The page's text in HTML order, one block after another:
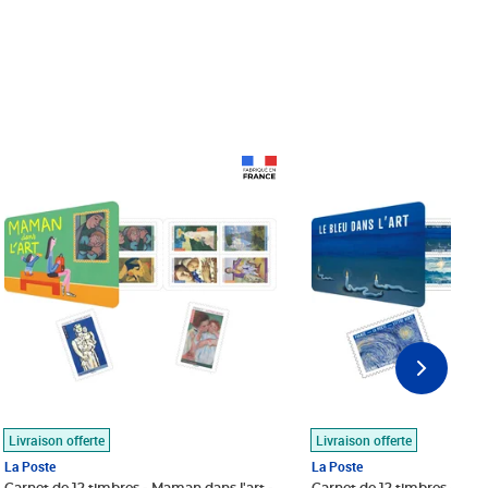
Livraison offerte
La Poste
Livraison offerte
La Poste